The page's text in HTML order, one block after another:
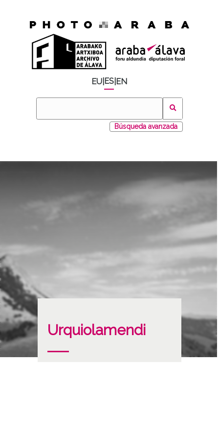
EU ES EN
Búsqueda avanzada
Urquiolamendi